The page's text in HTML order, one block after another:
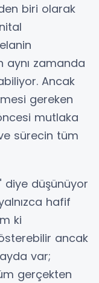
biri olarak
aynı zamanda
Ancak
gereken
mutlaka
sürecin tüm
diye düşünüyor
hafif
ki
ancak
var;
gerçekten